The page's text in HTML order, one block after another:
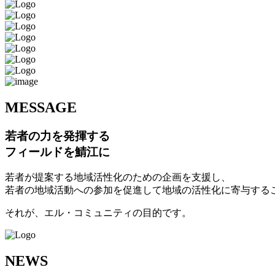
MESSAGE
若者の力を発揮する
フィールドを鯖江に
若者が提案する地域活性化のための企画を支援し、
若者の地域活動への参加を促進して地域の活性化に寄与する
それが、エル・コミュニティの目的です。
NEWS